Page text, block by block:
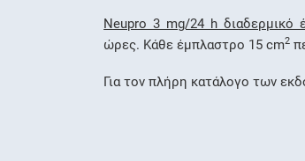
Neupro 3 mg/24 h διαδερμικό
ώρες. Κάθε έμπλαστρο 15 cm2
Για τον πλήρη κατάλογο των